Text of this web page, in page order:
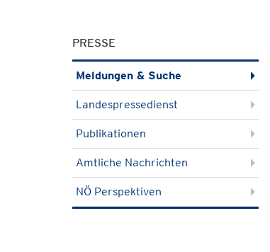
PRESSE
Meldungen & Suche
Landespressedienst
Publikationen
Amtliche Nachrichten
NÖ Perspektiven